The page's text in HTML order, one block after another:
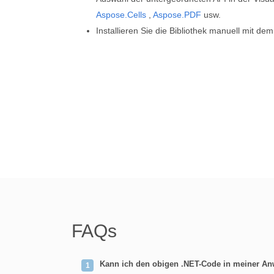
Aspose.Cells
Aspose.PDF usw.
Installieren Sie die Bibliothek manuell mit
FAQs
Kann ich den obigen .NET-Code in meiner